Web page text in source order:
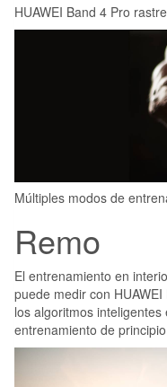
HUAWEI Band 4 Pro
Múltiples modos de
Remo
El entrenamiento en
puede medir con
los algoritmos
entrenamiento de